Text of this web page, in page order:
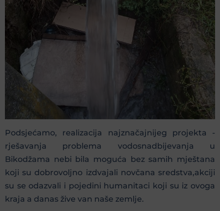
Podsjećamo, realizacija najznačajnijeg projekta -
rješavanja problema vodosnadbijevanja u
Bikodžama nebi bila moguća bez samih mještana
koji su dobrovoljno izdvajali novčana sredstva,akciji
su se odazvali i pojedini humanitaci koji su iz ovoga
kraja a danas žive van naše zemlje.